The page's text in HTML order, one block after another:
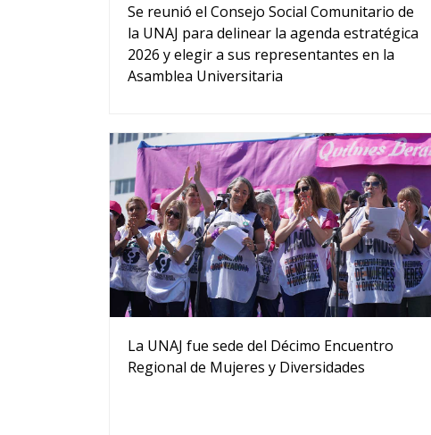
Se reunió el Consejo Social Comunitario de
la UNAJ para delinear la agenda estratégica
2026 y elegir a sus representantes en la
Asamblea Universitaria
La UNAJ fue sede del Décimo Encuentro
Regional de Mujeres y Diversidades